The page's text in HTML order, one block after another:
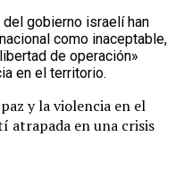
gobierno israelí han
como inaceptable,
de operación»
en el territorio.
y la violencia en el
atrapada en una crisis